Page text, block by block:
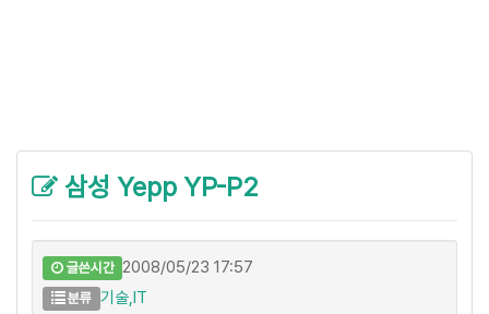
삼성 Yepp YP-P2
글쓴시간 2008/05/23 17:57
분류 기술,IT